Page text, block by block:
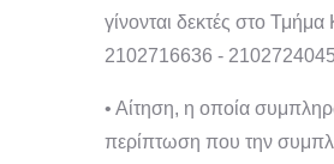
γίνονται δεκτές στο
2102716636 - 2102724045)
• Αίτηση, η οποία
περίπτωση που την